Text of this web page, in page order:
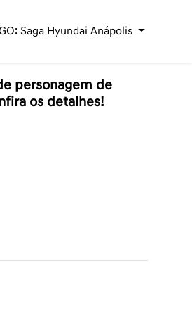
Saga Hyundai Anápolis
personagem de
os detalhes!